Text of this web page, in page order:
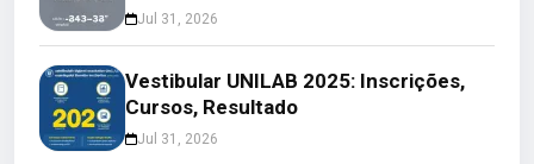
Jul 31, 2026
Vestibular UNILAB 2025: Inscrições,
Cursos, Resultado
Jul 31, 2026